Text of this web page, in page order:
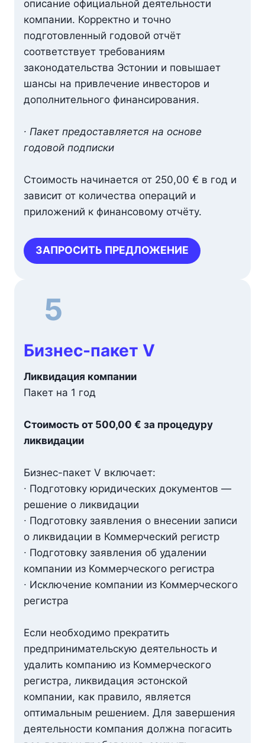
описание официальной деятельности
компании. Корректно и точно
подготовленный годовой отчёт
соответствует требованиям
законодательства Эстонии и повышает
шансы на привлечение инвесторов и
дополнительного финансирования.
∙ Пакет предоставляется на основе
годовой подписки
Стоимость начинается от 250,00 € в год и
зависит от количества операций и
приложений к финансовому отчёту.
ЗАПРОСИТЬ ПРЕДЛОЖЕНИЕ
5
Бизнес-пакет V
Ликвидация компании
Пакет на 1 год
Стоимость от 500,00 € за процедуру
ликвидации
Бизнес-пакет V включает:
∙ Подготовку юридических документов —
решение о ликвидации
∙ Подготовку заявления о внесении записи
о ликвидации в Коммерческий регистр
∙ Подготовку заявления об удалении
компании из Коммерческого регистра
∙ Исключение компании из Коммерческого
регистра
Если необходимо прекратить
предпринимательскую деятельность и
удалить компанию из Коммерческого
регистра, ликвидация эстонской
компании, как правило, является
оптимальным решением. Для завершения
деятельности компания должна погасить